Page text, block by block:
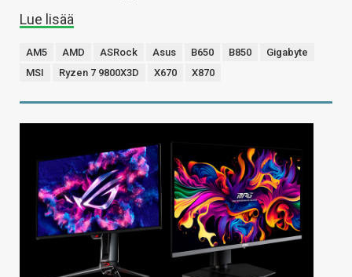
Lue lisää
AM5 AMD ASRock Asus B650 B850
Gigabyte
MSI
Ryzen 7 9800X3D X670 X870